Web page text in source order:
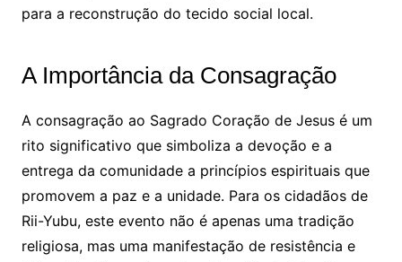
para a reconstrução do tecido social local.
A Importância da Consagração
A consagração ao Sagrado Coração de Jesus é um
rito significativo que simboliza a devoção e a
entrega da comunidade a princípios espirituais que
promovem a paz e a unidade. Para os cidadãos de
Rii-Yubu, este evento não é apenas uma tradição
religiosa, mas uma manifestação de resistência e